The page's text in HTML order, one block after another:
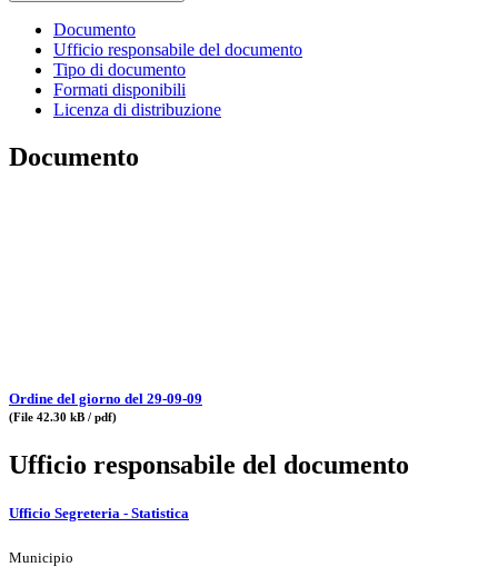
Documento
Ufficio responsabile del documento
Tipo di documento
Formati disponibili
Licenza di distribuzione
Documento
Ordine del giorno del 29-09-09
(File 42.30 kB / pdf)
Ufficio responsabile del documento
Ufficio Segreteria - Statistica
Municipio